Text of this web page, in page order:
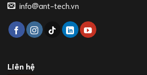
info@ant-tech.vn
Liên hệ